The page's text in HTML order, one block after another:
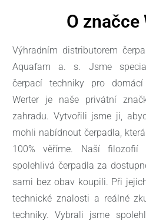
O značce
Výhradním distributorem
Aquafam a. s. Jsme
čerpací techniky pro
Werter je naše privátní
zahradu. Vytvořili jsme ji,
mohli nabídnout čerpadla,
100% věříme. Naší
spolehlivá čerpadla za
sami bez obav koupili. Při
technické znalosti a reálné
techniky. Vybrali jsme